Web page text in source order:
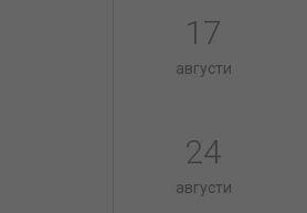
17
августи
24
августи